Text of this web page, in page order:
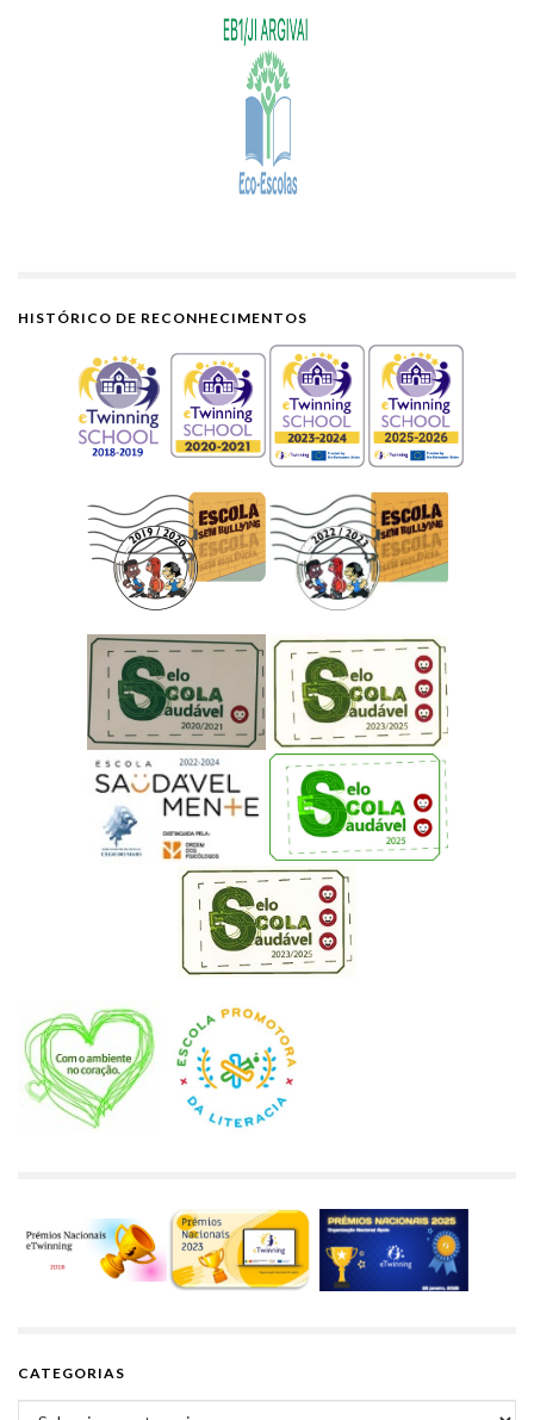
HISTÓRICO DE RECONHECIMENTOS
CATEGORIAS
Categorias